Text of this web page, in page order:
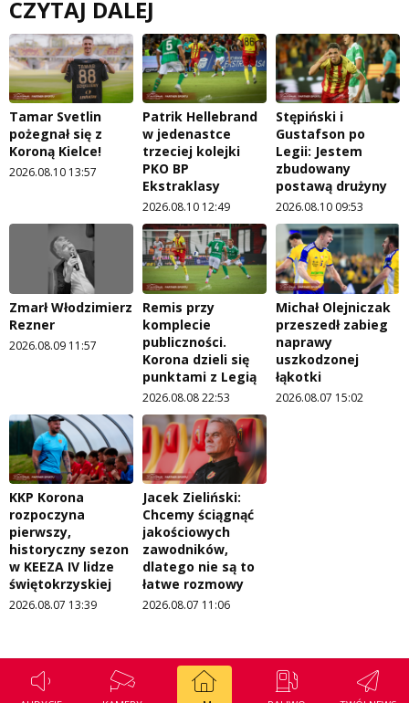
CZYTAJ DALEJ
Tamar Svetlin
pożegnał się z
Koroną Kielce!
2026.08.10 13:57
Patrik Hellebrand
w jedenastce
trzeciej kolejki
PKO BP
Ekstraklasy
2026.08.10 12:49
Stępiński i
Gustafson po
Legii: Jestem
zbudowany
postawą drużyny
2026.08.10 09:53
Zmarł Włodzimierz
Rezner
2026.08.09 11:57
Remis przy
komplecie
publiczności.
Korona dzieli się
punktami z Legią
2026.08.08 22:53
Michał Olejniczak
przeszedł zabieg
naprawy
uszkodzonej
łąkotki
2026.08.07 15:02
KKP Korona
rozpoczyna
pierwszy,
historyczny sezon
w KEEZA IV lidze
świętokrzyskiej
2026.08.07 13:39
Jacek Zieliński:
Chcemy ściągnąć
jakościowych
zawodników,
dlatego nie są to
łatwe rozmowy
2026.08.07 11:06